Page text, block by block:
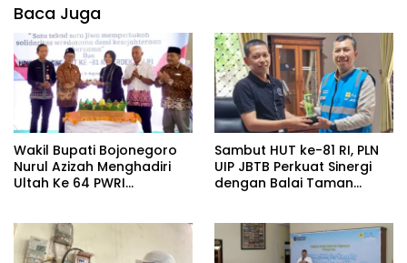
Baca Juga
Wakil Bupati Bojonegoro
Nurul Azizah Menghadiri
Ultah Ke 64 PWRI
Sambut HUT ke-81 RI, PLN
UIP JBTB Perkuat Sinergi
dengan Balai Taman
SUTET 500 kV Paiton–
Watudodol/Kalipuro